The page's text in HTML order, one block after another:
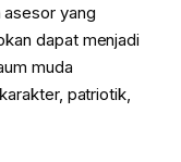
asesor yang
dapat menjadi
muda
patriotik,